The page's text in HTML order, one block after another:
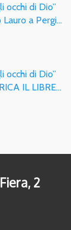
occhi di Dio”
a Pergi…
occhi di Dio”
IL LIBRE…
2